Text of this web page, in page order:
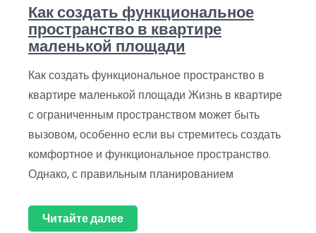
Как создать функциональное
пространство в квартире
маленькой площади
Как создать функциональное пространство в
квартире маленькой площади Жизнь в квартире
с ограниченным пространством может быть
вызовом, особенно если вы стремитесь создать
комфортное и функциональное пространство.
Однако, с правильным планированием
Читайте далее